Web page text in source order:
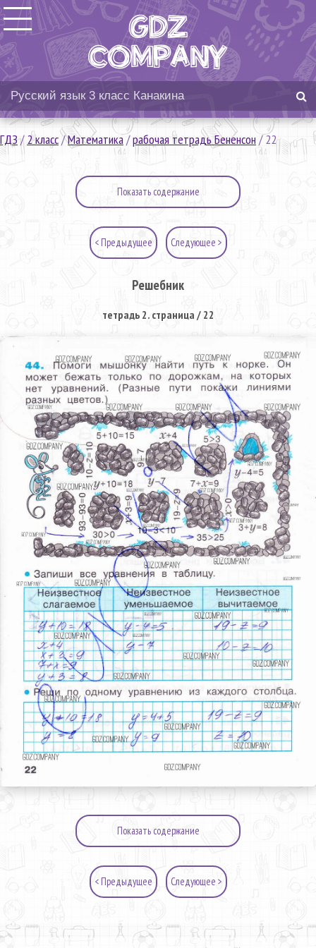
ГДЗ/2 класс/Математика/рабочая тетрадь Бененсон /22
Показать содержание
< Предыдущее Следующее >
Решебник
тетрадь 2. страница / 22
Показать содержание
< Предыдущее Следующее >